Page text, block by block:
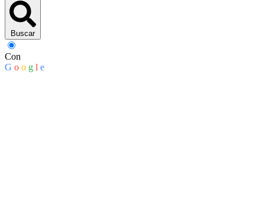
Buscar
Con
G o o g l e